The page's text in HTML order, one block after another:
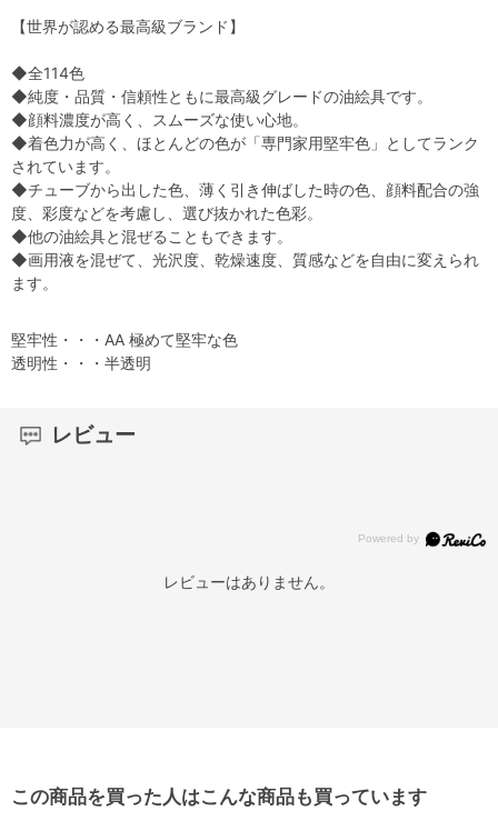
【世界が認める最高級ブランド】
◆全114色
◆純度・品質・信頼性ともに最高級グレードの油絵具です。
◆顔料濃度が高く、スムーズな使い心地。
◆着色力が高く、ほとんどの色が「専門家用堅牢色」としてランク
されています。
◆チューブから出した色、薄く引き伸ばした時の色、顔料配合の強
度、彩度などを考慮し、選び抜かれた色彩。
◆他の油絵具と混ぜることもできます。
◆画用液を混ぜて、光沢度、乾燥速度、質感などを自由に変えられ
ます。
堅牢性・・・AA 極めて堅牢な色
透明性・・・半透明
レビュー
レビューはありません。
この商品を買った人はこんな商品も買っています